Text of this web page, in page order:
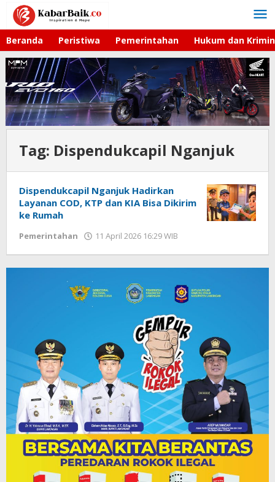
Lewati
konten
Beranda Peristiwa Pemerintahan Hukum dan
Tag: Dispendukcapil Nganjuk
Dispendukcapil Nganjuk Hadirkan
Layanan COD, KTP dan KIA Bisa Dikirim
ke Rumah
Pemerintahan 11 April 2026 16:29 WIB